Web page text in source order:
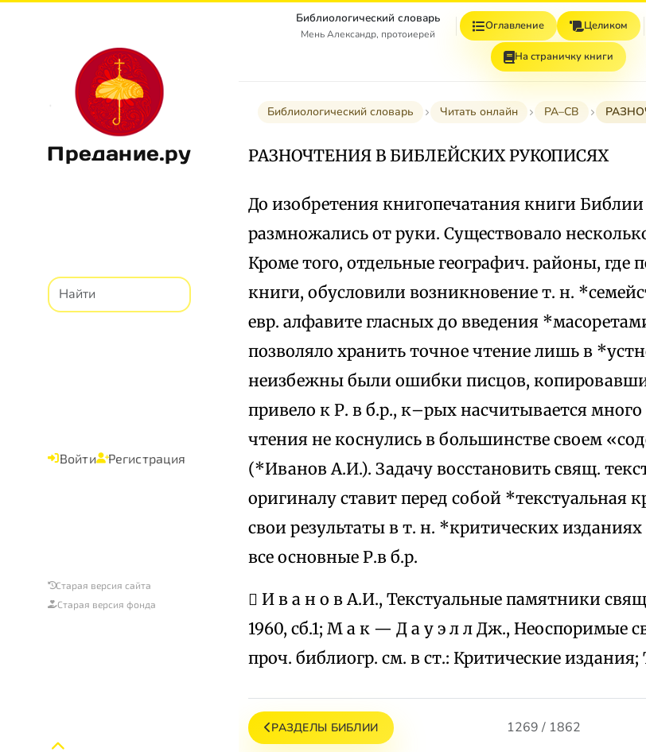
Предание.ру
Войти Регистрация
Старая версия сайта
Старая версия фонда
Библиологический словарь
Мень Александр, протоиерей
Оглавление Целиком
На страничку книги
Библиологический словарь Читать онлайн РА–СВ
РАЗНОЧТЕНИЯ В БИБЛЕЙСКИХ РУКОПИСЯХ
До изобретения книгопечатания книги
размножались от руки. Существовало
Кроме того, отдельные географич. районы, где
книги, обусловили возникновение т. н.
евр. алфавите гласных до введения
позволяло хранить точное чтение лишь в
неизбежны были ошибки писцов,
привело к Р. в б.р., к–рых насчитывается
чтения не коснулись в большинстве своем
(*Иванов А.И.). Задачу восстановить свящ.
оригиналу ставит перед собой *текстуальная
свои результаты в т. н. *критических
все основные Р.в б.р.
 И в а н о в A.И., Текстуальные памятники
1960, сб.1; М а к — Д а у э л л Дж., Неоспоримые
проч. библиогр. см. в ст.: Критические
РАЗДЕЛЫ БИБЛИИ 1269 / 1862